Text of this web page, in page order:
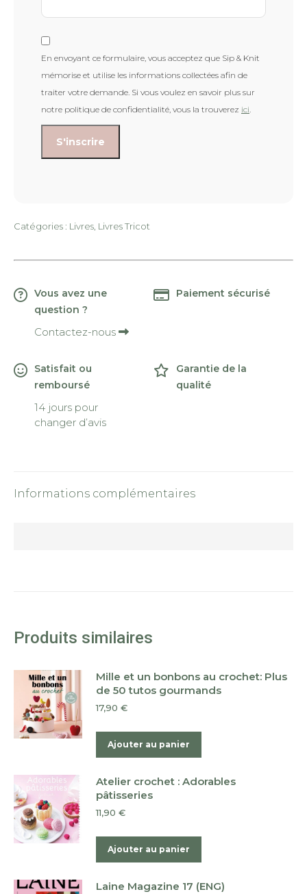
En envoyant ce formulaire, vous acceptez que Sip & Knit
mémorise et utilise les informations collectées afin de
traiter votre demande. Si vous voulez en savoir plus sur
notre politique de confidentialité, vous la trouverez ici.
Catégories : Livres, Livres Tricot
Vous avez une
question ?
Contactez-nous
Paiement sécurisé
Satisfait ou
remboursé
14 jours pour
changer d’avis
Garantie de la
qualité
Informations complémentaires
Produits similaires
Mille et un bonbons au crochet: Plus
de 50 tutos gourmands
17,90 €
Ajouter au panier
Atelier crochet : Adorables
pâtisseries
11,90 €
Ajouter au panier
Laine Magazine 17 (ENG)